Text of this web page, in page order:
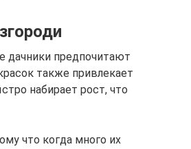
дачники предпочитают
также привлекает
набирает рост, что
что когда много их